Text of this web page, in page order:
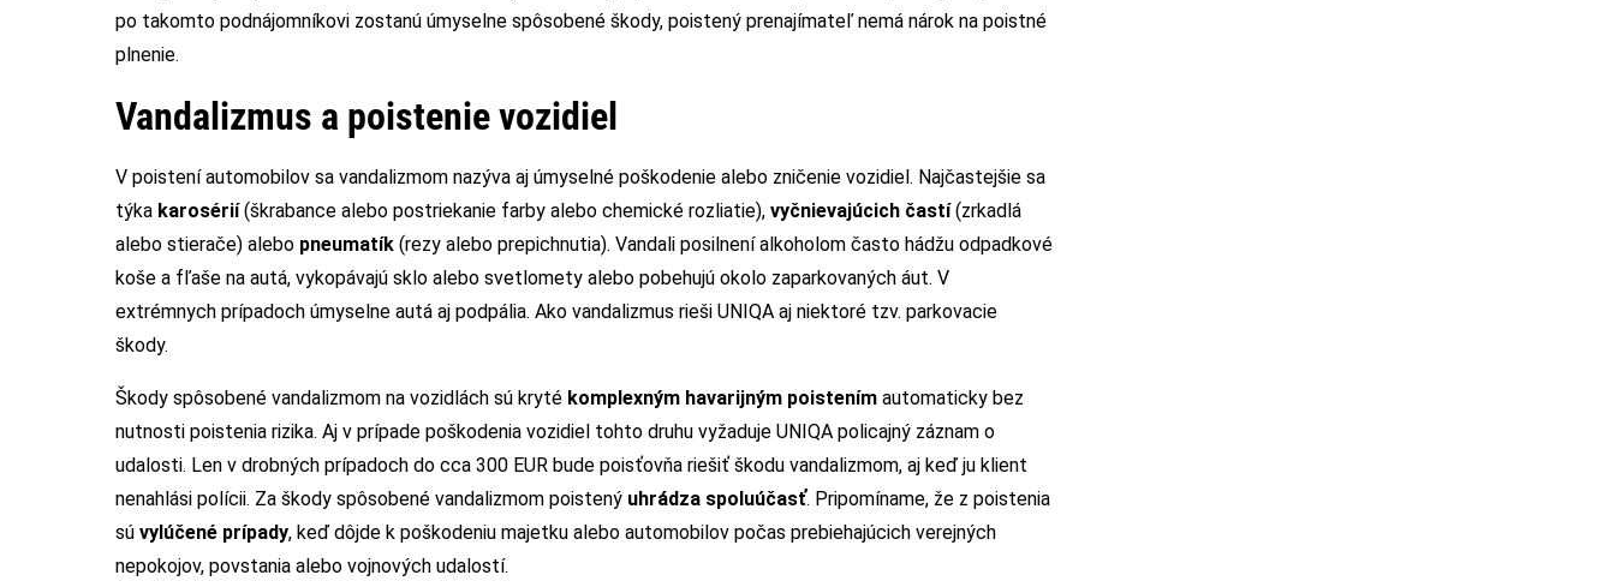
po takomto podnájomníkovi zostanú úmyselne spôsobené škody, poistený prenajímateľ nemá nárok na poistné
plnenie.
Vandalizmus a poistenie vozidiel
V poistení automobilov sa vandalizmom nazýva aj úmyselné poškodenie alebo zničenie vozidiel. Najčastejšie sa
týka karosérií(škrabance alebo postriekanie farby alebo chemické rozliatie), vyčnievajúcich častí(zrkadlá
alebo stierače) alebo pneumatík (rezy alebo prepichnutia). Vandali posilnení alkoholom často hádžu odpadkové
koše a fľaše na autá, vykopávajú sklo alebo svetlomety alebo pobehujú okolo zaparkovaných áut. V
extrémnych prípadoch úmyselne autá aj podpália. Ako vandalizmus rieši UNIQA aj niektoré tzv. parkovacie
škody.
Škody spôsobené vandalizmom na vozidlách sú kryté komplexným havarijným poistením automaticky bez
nutnosti poistenia rizika. Aj v prípade poškodenia vozidiel tohto druhu vyžaduje UNIQA policajný záznam o
udalosti. Len v drobných prípadoch do cca 300 EUR bude poisťovňa riešiť škodu vandalizmom, aj keď ju klient
nenahlási polícii. Za škody spôsobené vandalizmom poistený uhrádza spoluúčasť. Pripomíname, že z poistenia
sú vylúčené prípady, keď dôjde k poškodeniu majetku alebo automobilov počas prebiehajúcich verejných
nepokojov, povstania alebo vojnových udalostí.